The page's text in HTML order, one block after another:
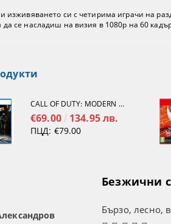
изживяването си с четирима играчи на
се насладиш на визия в 1080p на 60
CALL OF DUTY: MODERN WARFARE 4[PS5]
€69.00 134.95 лв.
ПЦД: €79.00
Безжични
Бързо, лесно,